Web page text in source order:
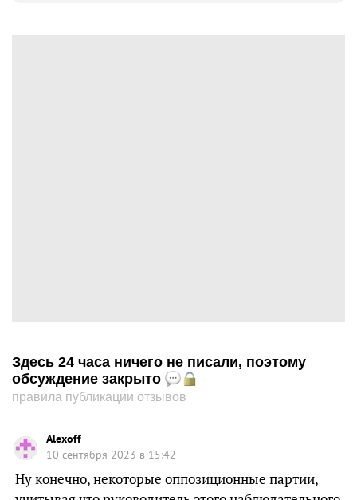
Здесь 24 часа ничего не писали, поэтому
обсуждение закрыто
правила публикации отзывов
Alexoff
10 сентября 2023 в 15:42
Ну конечно, некоторые оппозиционные партии,